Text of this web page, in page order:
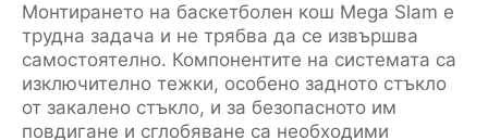
Монтирането на баскетболен кош Mega Slam е
трудна задача и не трябва да се извършва
самостоятелно. Компонентите на системата са
изключително тежки, особено задното стъкло
от закалено стъкло, и за безопасното им
повдигане и сглобяване са необходими